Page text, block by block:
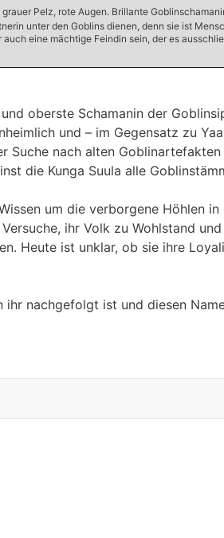
Pelz, rote Augen. Brillante
unter den Goblins dienen, denn sie ist
eine mächtige Feindin sein, der es
oberste Schamanin der
und – im Gegensatz zu
nach alten
die Kunga Suula alle
um die verborgene Höhlen
ihr Volk zu Wohlstand
Heute ist unklar, ob sie ihre
nachgefolgt ist und diesen